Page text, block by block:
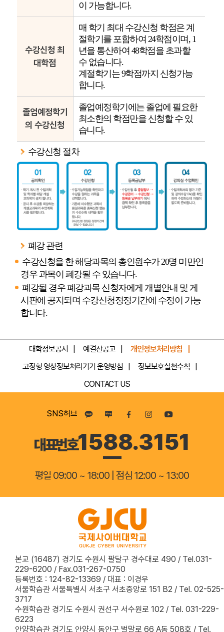
이 가능합니다.
수강신청 최
대학점
매 학기 최대 수강신청 학점은 계
절학기를 포함하여 24학점이며, 1
년을 통산하여 48학점을 초과할
수 없습니다.
계절학기는 9학점까지 신청가능
합니다.
졸업예정학기
의 수강신청
졸업예정학기에는 졸업에 필요한
최소한의 학점만을 신청할 수 있
습니다.
수강신청 절차
공
지
확
인
…
신
부
실
수
업
확
폐강 관련
수강신청을 한 해당과목의 총인원수가 20명 미만인
경우 과목이 폐강될 수 있습니다.
폐강될 경우 폐강과목 신청자에게 개별안내 및 게
시판에 공지되며 수강신청정정기간에 수정이 가능
합니다.
대학정보공시 예결산공고
개인정보처리방침
고정형 영상정보처리기기 운영방침
정보보호실천수칙
CONTACT US
SNS허브
본교 (16487) 경기도 수원시 팔달구 경수대로 490 / Tel.031-
229-6200 / Fax.031-267-0750
등록번호 : 124-82-13369 / 대표 : 이경우
서울학습관 서울특별시 서초구 서초중앙로 151 B2 / Tel. 02-525-
3717
수원학습관 경기도 수원시 권선구 서수원로 102 / Tel. 031-229-
6223
안양학습관 경기도 안양시 동안구 벌말로 66 A동 508호 / Tel.
대표번호1588.3151
평일 09:00 ~ 18:00 | 점심 12:00 ~ 13:00